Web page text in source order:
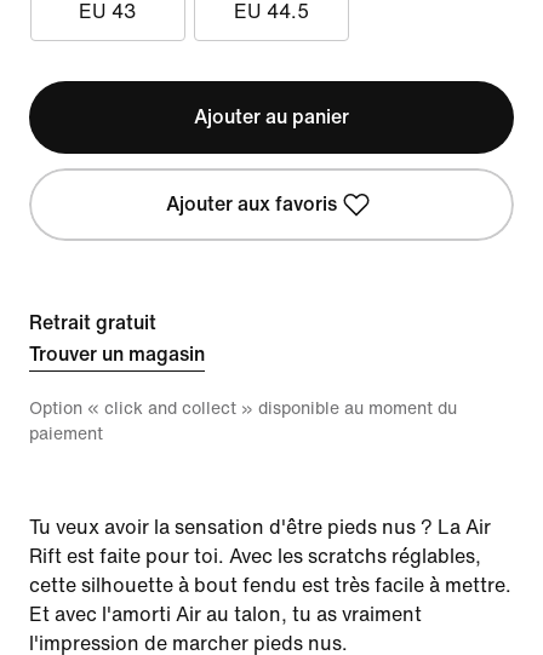
EU 43 EU 44.5
Ajouter au panier
Ajouter aux favoris
Retrait gratuit
Trouver un magasin
Option « click and collect » disponible au moment du
paiement
Tu veux avoir la sensation d'être pieds nus ? La Air
Rift est faite pour toi. Avec les scratchs réglables,
cette silhouette à bout fendu est très facile à mettre.
Et avec l'amorti Air au talon, tu as vraiment
l'impression de marcher pieds nus.